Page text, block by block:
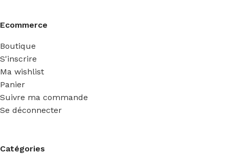
Ecommerce
Boutique
S'inscrire
Ma wishlist
Panier
Suivre ma commande
Se déconnecter
Catégories